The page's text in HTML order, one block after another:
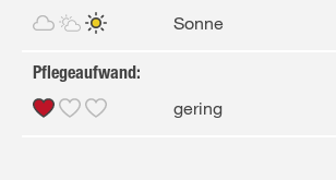
Sonne
Pflegeaufwand:
gering